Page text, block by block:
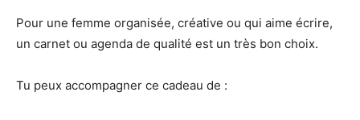
Pour une femme organisée, créative ou qui aime écrire,
un carnet ou agenda de qualité est un très bon choix.
Tu peux accompagner ce cadeau de :